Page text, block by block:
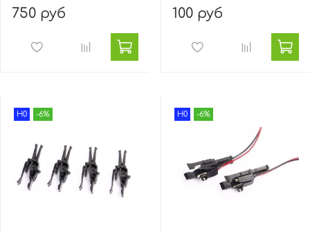
750 руб 100 руб
H0 -6% H0 -6%